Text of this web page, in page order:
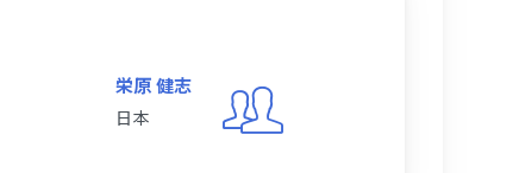
栄原 健志
日本